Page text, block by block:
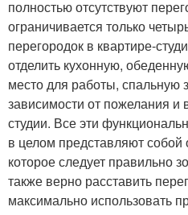
полностью отсутствуют
ограничивается только
перегородок в квартире-
отделить кухонную,
место для работы, спальную
зависимости от пожелания и
студии. Все эти
в целом представляют
которое следует правильно
также верно расставить
максимально использовать